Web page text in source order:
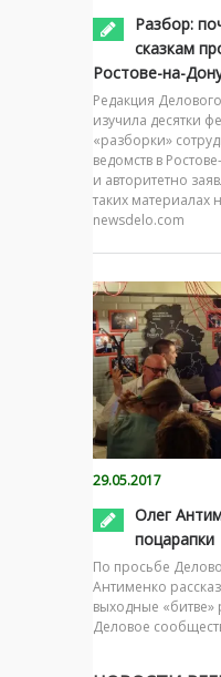
Разбор:
сказкам
Ростове-на-
Редакция
изучила десятки
«разборки»
ведомств в
и авторитетно
таких материалах
newsdelo.com
29.05.2017
Олег
поцарапки
По просьбе
Антименко
выходные «битве»
Деловое